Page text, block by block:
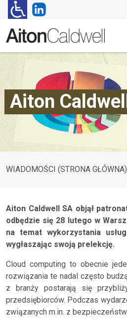
Aiton
WIADOMOŚCI (STRONA GŁÓWNA)
Aiton Caldwell SA objął
odbędzie się 28 lutego w
na temat wykorzystania
wygłaszając swoją prelekcję.
Cloud computing to obecnie
rozwiązania te nadal często
z branży postarają się
przedsiębiorców. Podczas
związanych m.in. z